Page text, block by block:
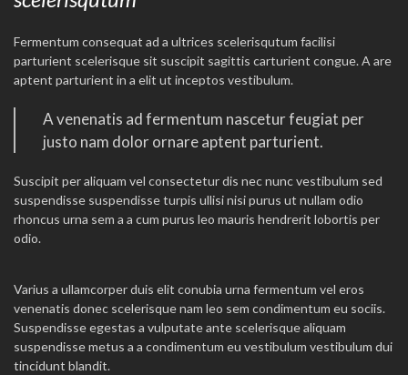
Fermentum consequat ad a ultrices scelerisqutum facilisi
parturient scelerisque sit suscipit sagittis carturient congue. A are
aptent parturient in a elit ut inceptos vestibulum.
A venenatis ad fermentum nascetur feugiat per
justo nam dolor ornare aptent parturient.
Suscipit per aliquam vel consectetur dis nec nunc vestibulum sed
suspendisse suspendisse turpis ullisi nisi purus ut nullam odio
rhoncus urna sem a a cum purus leo mauris hendrerit lobortis per
odio.
Varius a ullamcorper duis elit conubia urna fermentum vel eros
venenatis donec scelerisque nam leo sem condimentum eu sociis.
Suspendisse egestas a vulputate ante scelerisque aliquam
suspendisse metus a a condimentum eu vestibulum vestibulum dui
tincidunt blandit.